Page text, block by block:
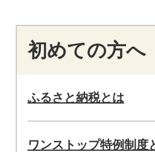
初めての方へ
ふるさと納税とは
ワンストップ特例制度